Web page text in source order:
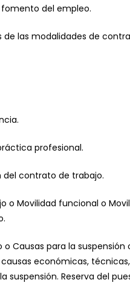
del empleo.
las modalidades de
profesional.
del contrato de trabajo.
o Movilidad funcional o
Causas para la suspensión
económicas,
suspensión. Reserva del